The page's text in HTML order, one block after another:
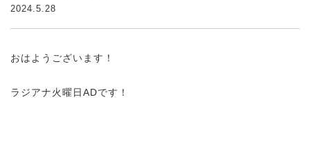
2024.5.28
おはようございます！
ラジアナ火曜日ADです！